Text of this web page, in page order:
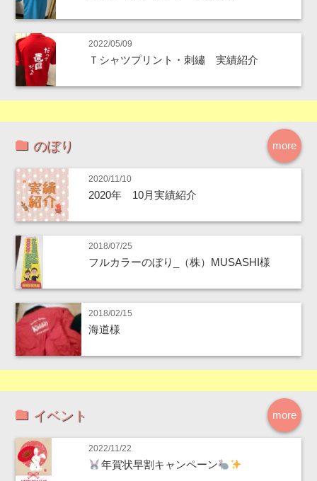
2022/05/09
Ｔシャツプリント・刺繡 実績紹介
more
のぼり
2020/11/10
2020年 10月実績紹介
2018/07/25
フルカラーのぼり_（株）MUSASHI様
2018/02/15
海道様
more
イベント
2022/11/22
年賀状早割キャンペーン